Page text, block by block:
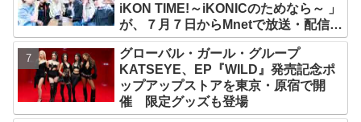
iKON TIME!～iKONICのためなら～ 」
が、７月７日からMnetで放送・配信ス
タート
グローバル・ガール・グループ
KATSEYE、EP『WILD』発売記念ポ
ップアップストアを東京・原宿で開
催 限定グッズも登場